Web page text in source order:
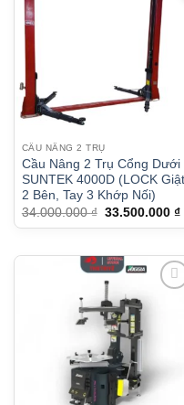
CẦU NÂNG 2 TRỤ
Cầu Nâng 2 Trụ Cổng Dưới
SUNTEK 4000D (LOCK Giật
2 Bên, Tay 3 Khớp Nối)
34.000.000₫ Giá
33.500.000 ₫